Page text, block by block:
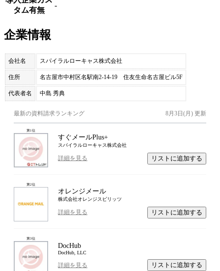
タム有無
-
企業情報
会社名 スパイラルローキャス株式会社
住所 名古屋市中村区名駅南2-14-19 住友生命名古屋ビル5F
代表者名 中島 秀典
最新の資料請求ランキング 8月3日(月) 更新
第1位
すぐメールPlus+
スパイラルローキャス株式会社
詳細を見る リストに追加する
第2位
オレンジメール
株式会社オレンジスピリッツ
詳細を見る リストに追加する
第3位
DocHub
DocHub, LLC
詳細を見る リストに追加する